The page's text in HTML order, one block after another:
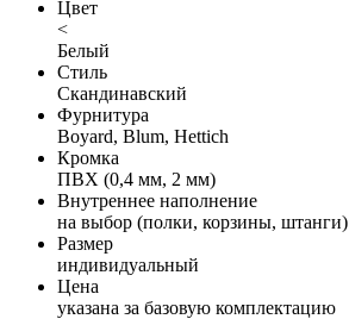
Цвет
<
Белый
Стиль
Скандинавский
Фурнитура
Boyard, Blum, Hettich
Кромка
ПВХ (0,4 мм, 2 мм)
Внутреннее наполнение
на выбор (полки, корзины, штанги)
Размер
индивидуальный
Цена
указана за базовую комплектацию